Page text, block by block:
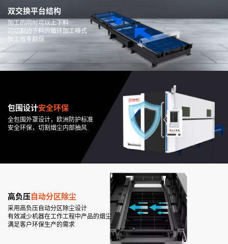
双交换平台结构
加工的同时可以上下料
边切割边下料的循环加工模式
加工效率翻倍
包围设计安全环保
全包围外罩设计，欧洲防护标准
安全环保，切割烟尘内部抽风
高负压自动分区除尘
采用高负压自动分区除尘设计
有效减少机器在工作工程中产品的烟尘
满足客户环保生产的需求